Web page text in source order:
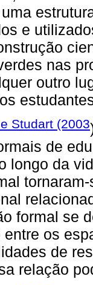
e
nas
outro
Studart (2003
de
longo da
formal se
os
de
relação